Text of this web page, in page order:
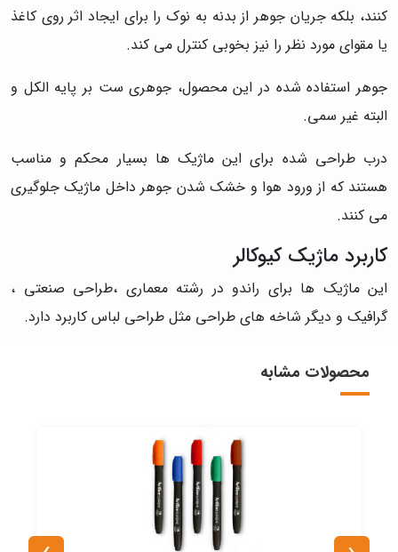
کنند، بلکه جریان جوهر از بدنه به نوک را برای ایجاد اثر روی کاغذ
یا مقوای مورد نظر را نیز بخوبی کنترل می کند.
جوهر استفاده شده در این محصول، جوهری ست بر پایه الکل و
البته غیر سمی.
درب طراحی شده برای این ماژیک ها بسیار محکم و مناسب
هستند که از ورود هوا و خشک شدن جوهر داخل ماژیک جلوگیری
می کنند.
کاربرد ماژیک کیوکالر
این ماژیک ها برای راندو در رشته معماری ،طراحی صنعتی ،
گرافیک و دیگر شاخه های طراحی مثل طراحی لباس کاربرد دارد.
محصولات مشابه